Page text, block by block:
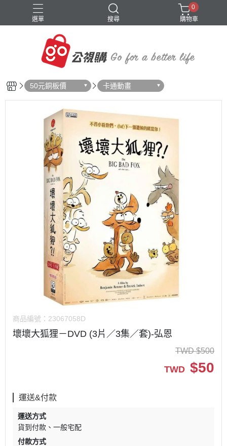
選單 搜尋
0
購物車
50元銅板價 卡通動畫
商品編號： 23067058D
壞壞大狐狸－DVD (3片／3集／套)-弘恩
TWD $500
TWD $50
運送&付款
運送方式
貨到付款
一般宅配
付款方式